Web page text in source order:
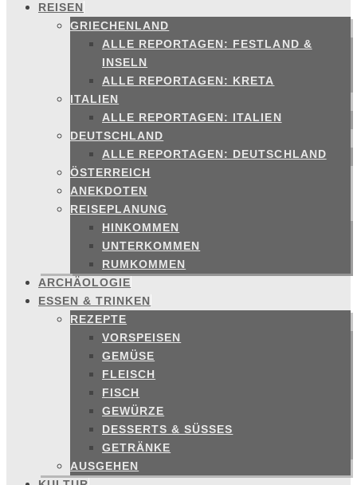
Inhalt
springen
REISEN
GRIECHENLAND
ALLE REPORTAGEN: FESTLAND &
INSELN
ALLE REPORTAGEN: KRETA
ITALIEN
ALLE REPORTAGEN: ITALIEN
DEUTSCHLAND
ALLE REPORTAGEN: DEUTSCHLAND
ÖSTERREICH
ANEKDOTEN
REISEPLANUNG
HINKOMMEN
UNTERKOMMEN
RUMKOMMEN
ARCHÄOLOGIE
ESSEN & TRINKEN
REZEPTE
VORSPEISEN
GEMÜSE
FLEISCH
FISCH
GEWÜRZE
DESSERTS & SÜSSES
GETRÄNKE
AUSGEHEN